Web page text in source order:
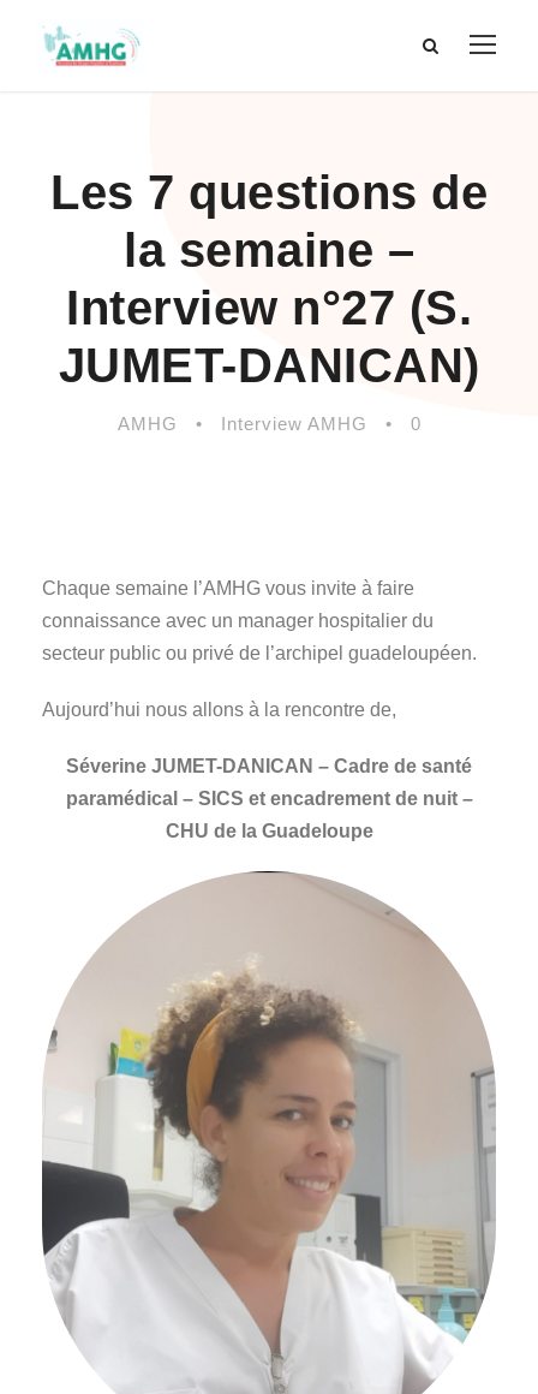
Les 7 questions de
la semaine –
Interview n°27 (S.
JUMET-DANICAN)
AMHG • Interview AMHG • 0
Chaque semaine l’AMHG vous invite à faire
connaissance avec un manager hospitalier du
secteur public ou privé de l’archipel guadeloupéen.
Aujourd’hui nous allons à la rencontre de,
Séverine JUMET-DANICAN – Cadre de santé
paramédical – SICS et encadrement de nuit –
CHU de la Guadeloupe